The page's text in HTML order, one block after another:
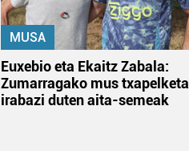
MUSA
Euxebio eta Ekaitz Zabala:
Zumarragako mus txapelketa
irabazi duten aita-semeak